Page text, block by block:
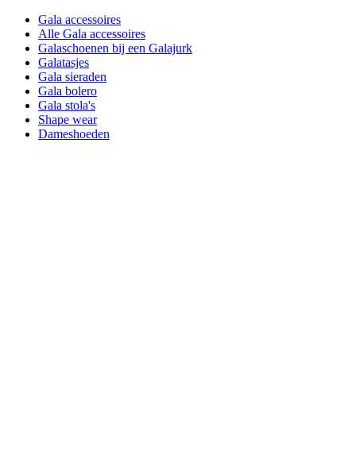
Gala accessoires
Alle Gala accessoires
Galaschoenen bij een Galajurk
Galatasjes
Gala sieraden
Gala bolero
Gala stola's
Shape wear
Dameshoeden